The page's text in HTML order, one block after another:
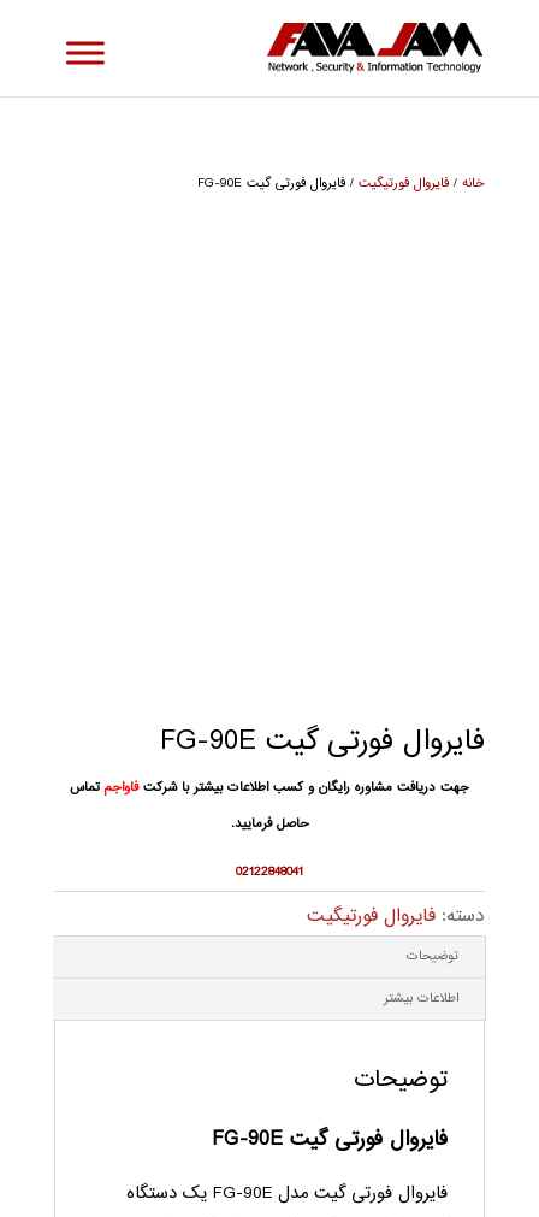
خانه/ فایروال فورتیگیت/ فایروال فورتی گیت FG-90E
فایروال فورتی گیت FG-90E
جهت دریافت مشاوره رایگان و کسب اطلاعات بیشتر با شرکتفاواجم تماس
حاصل فرمایید.
02122848041
دسته: فایروال فورتیگیت
توضیحات
اطلاعات بیشتر
توضیحات
فایروال فورتی گیت FG-90E
فایروال فورتی گیت مدل FG-90E یک دستگاه